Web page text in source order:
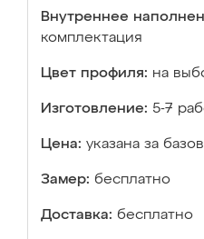
Внутреннее
комплектация
Цвет профиля: на
Изготовление: 5-7
Цена: указана за
Замер: бесплатно
Доставка: бесплатно